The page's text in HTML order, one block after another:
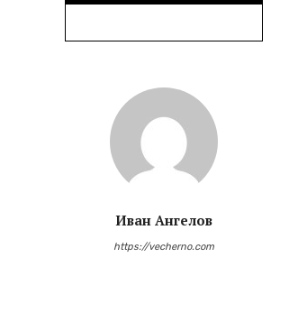
Иван Ангелов
https://vecherno.com